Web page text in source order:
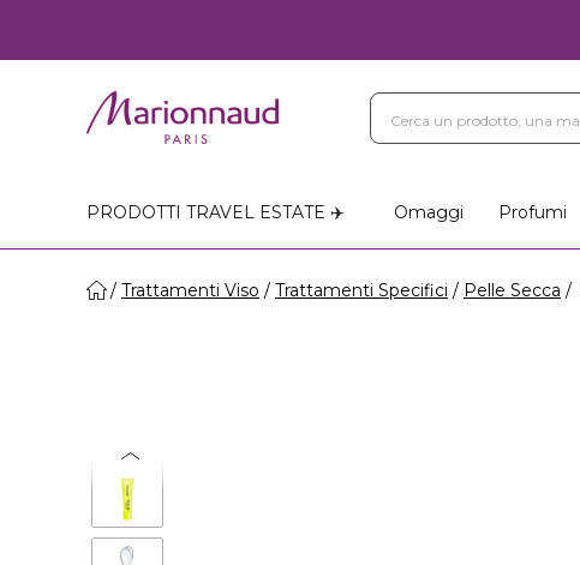
PRODOTTI TRAVEL ESTATE ✈️
Omaggi Profumi
Trattamenti Viso Trattamenti Specifici Pelle Secca